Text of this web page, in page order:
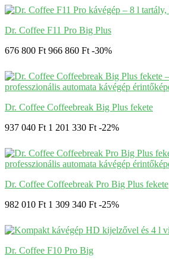
Dr. Coffee F11 Pro Big Plus
676 800 Ft 966 860 Ft -30%
Dr. Coffee Coffeebreak Big Plus fekete
937 040 Ft 1 201 330 Ft -22%
Dr. Coffee Coffeebreak Pro Big Plus fekete
982 010 Ft 1 309 340 Ft -25%
Dr. Coffee F10 Pro Big